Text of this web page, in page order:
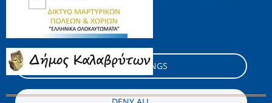
"Settings".
Cookie documentation
COOKIE SETTINGS
Image